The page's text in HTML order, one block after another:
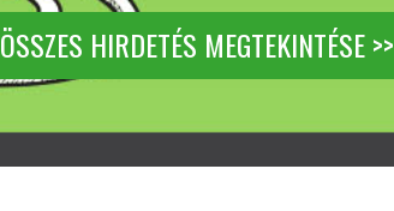
ÖSSZES HIRDETÉS MEGTEKINTÉSE >>